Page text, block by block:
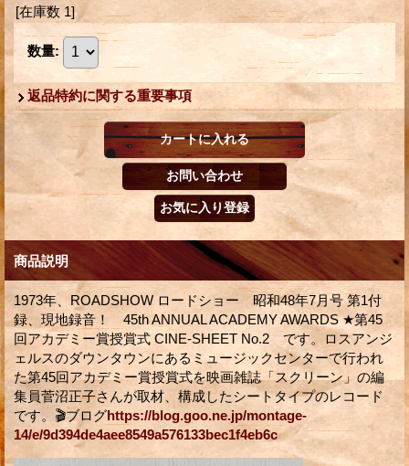
[在庫数 1]
数量:
返品特約に関する重要事項
商品説明
1973年、ROADSHOW ロードショー 昭和48年7月号 第1付
録、現地録音！ 45th ANNUAL ACADEMY AWARDS ★第45
回アカデミー賞授賞式 CINE-SHEET No.2 です。ロスアンジ
ェルスのダウンタウンにあるミュージックセンターで行われ
た第45回アカデミー賞授賞式を映画雑誌「スクリーン」の編
集員菅沼正子さんが取材、構成したシートタイプのレコード
です。🎬ブログhttps://blog.goo.ne.jp/montage-
14/e/9d394de4aee8549a576133bec1f4eb6c